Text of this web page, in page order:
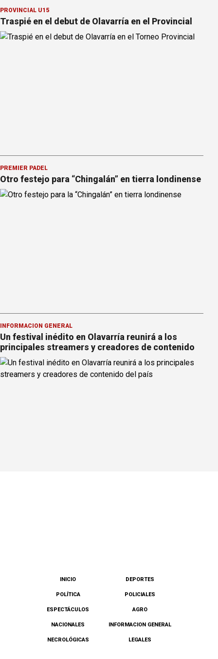
PROVINCIAL U15
Traspié en el debut de Olavarría en el Provincial
PREMIER PÁDEL
Otro festejo para “Chingalán” en tierra londinense
INFORMACION GENERAL
Un festival inédito en Olavarría reunirá a los
principales streamers y creadores de contenido
INICIO DEPORTES
POLÍTICA POLICIALES
ESPECTÁCULOS AGRO
NACIONALES INFORMACION GENERAL
NECROLÓGICAS LEGALES